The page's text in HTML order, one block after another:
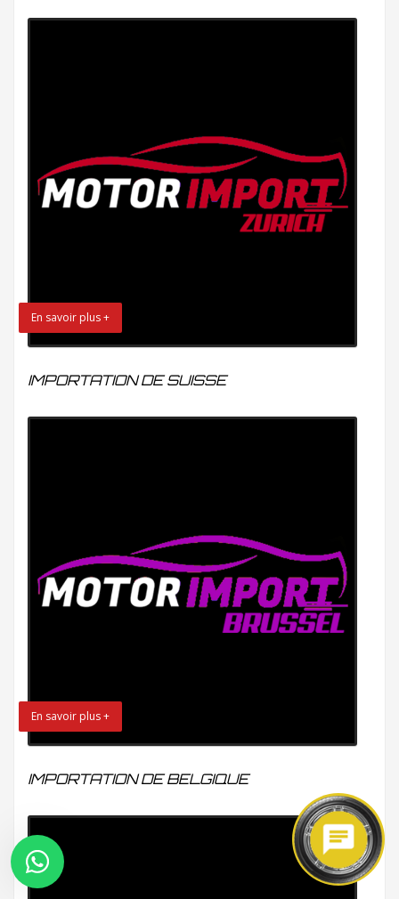
En savoir plus +
IMPORTATION DE SUISSE
En savoir plus +
IMPORTATION DE BELGIQUE